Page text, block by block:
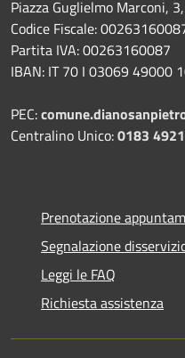
Piazza Guglielmo Marconi,
Codice Fiscale:
Partita IVA: 00263160087
IBAN: IT 70 I 03069 49000
PEC:
Centralino Unico:0183
Prenotazione
Segnalazione
Leggi le FAQ
Richiesta assistenza